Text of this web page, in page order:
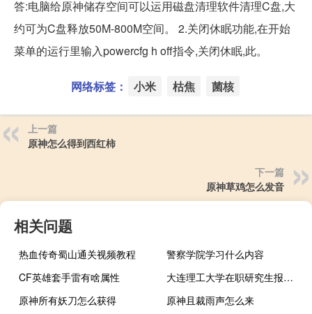
答:电脑给原神储存空间可以运用磁盘清理软件清理C盘,大
约可为C盘释放50M-800M空间。 2.关闭休眠功能,在开始
菜单的运行里输入powercfg h off指令,关闭休眠,此。
网络标签： 小米 枯焦 菌核
上一篇
原神怎么得到西红柿
下一篇
原神草鸡怎么发音
相关问题
热血传奇蜀山通关视频教程
警察学院学习什么内容
CF英雄套手雷有啥属性
大连理工大学在职研究生报考流程是
原神所有妖刀怎么获得
原神且裁雨声怎么来